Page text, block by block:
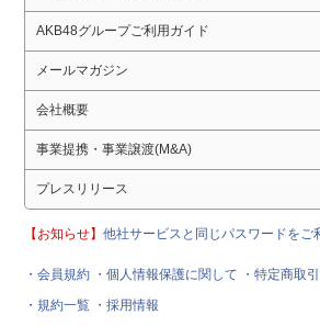
AKB48グループご利用ガイド
メールマガジン
会社概要
事業提携・事業譲渡(M&A)
プレスリリース
【お知らせ】他社サービスと同じパスワードをご
・会員規約 ・個人情報保護に関して
・特定商取
・規約一覧 ・採用情報